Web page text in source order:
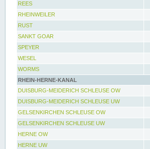
REES
RHEINWEILER
RUST
SANKT GOAR
SPEYER
WESEL
WORMS
RHEIN-HERNE-KANAL
DUISBURG-MEIDERICH SCHLEUSE OW
DUISBURG-MEIDERICH SCHLEUSE UW
GELSENKIRCHEN SCHLEUSE OW
GELSENKIRCHEN SCHLEUSE UW
HERNE OW
HERNE UW